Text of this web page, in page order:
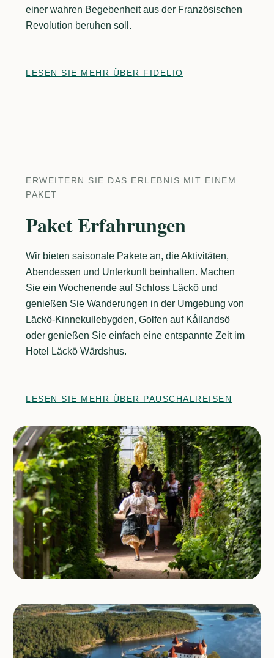
einer wahren Begebenheit aus der Französischen
Revolution beruhen soll.
LESEN SIE MEHR ÜBER FIDELIO
ERWEITERN SIE DAS ERLEBNIS MIT EINEM
PAKET
Paket Erfahrungen
Wir bieten saisonale Pakete an, die Aktivitäten,
Abendessen und Unterkunft beinhalten. Machen
Sie ein Wochenende auf Schloss Läckö und
genießen Sie Wanderungen in der Umgebung von
Läckö-Kinnekullebygden, Golfen auf Kållandsö
oder genießen Sie einfach eine entspannte Zeit im
Hotel Läckö Wärdshus.
LESEN SIE MEHR ÜBER PAUSCHALREISEN